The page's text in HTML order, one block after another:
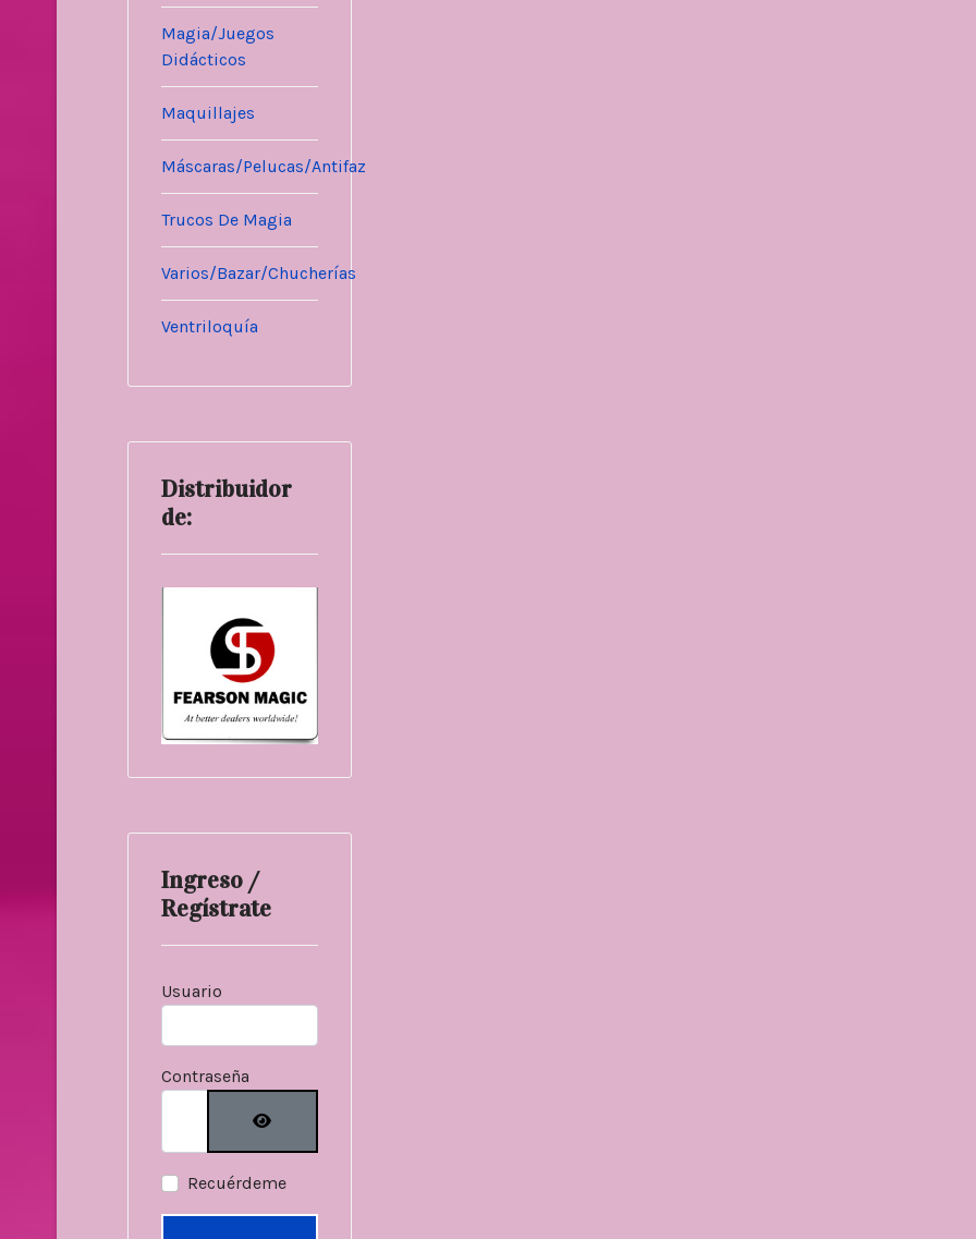
Magia/Juegos
Didácticos
Maquillajes
Máscaras/Pelucas/Antifaz
Trucos De Magia
Varios/Bazar/Chucherías
Ventriloquía
Distribuidor
de:
Ingreso /
Regístrate
Usuario
Contraseña
Recuérdeme